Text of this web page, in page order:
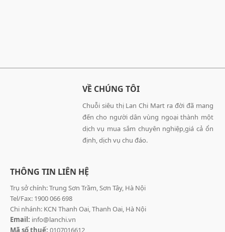
VỀ CHÚNG TÔI
Chuỗi siêu thị Lan Chi Mart ra đời đã mang
đến cho người dân vùng ngoại thành một
dịch vụ mua sắm chuyên nghiệp,giá cả ổn
định, dịch vụ chu đáo.
THÔNG TIN LIÊN HỆ
Trụ sở chính: Trung Sơn Trầm, Sơn Tây, Hà Nội
Tel/Fax: 1900 066 698
Chi nhánh: KCN Thanh Oai, Thanh Oai, Hà Nội
Email: info@lanchi.vn
Mã số thuế: 0107016612